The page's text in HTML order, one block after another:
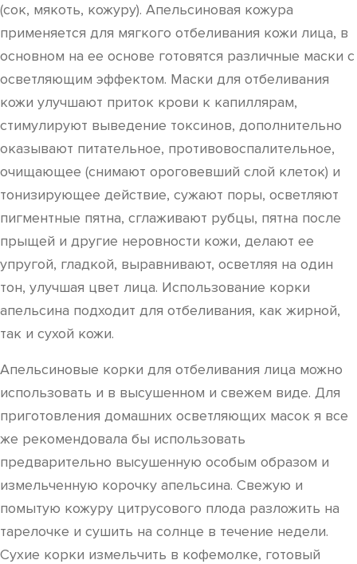
(сок, мякоть, кожуру). Апельсиновая кожура
применяется для мягкого отбеливания кожи лица, в
основном на ее основе готовятся различные маски с
осветляющим эффектом. Маски для отбеливания
кожи улучшают приток крови к капиллярам,
стимулируют выведение токсинов, дополнительно
оказывают питательное, противовоспалительное,
очищающее (снимают ороговевший слой клеток) и
тонизирующее действие, сужают поры, осветляют
пигментные пятна, сглаживают рубцы, пятна после
прыщей и другие неровности кожи, делают ее
упругой, гладкой, выравнивают, осветляя на один
тон, улучшая цвет лица. Использование корки
апельсина подходит для отбеливания, как жирной,
так и сухой кожи.
Апельсиновые корки для отбеливания лица можно
использовать и в высушенном и свежем виде. Для
приготовления домашних осветляющих масок я все
же рекомендовала бы использовать
предварительно высушенную особым образом и
измельченную корочку апельсина. Свежую и
помытую кожуру цитрусового плода разложить на
тарелочке и сушить на солнце в течение недели.
Сухие корки измельчить в кофемолке, готовый